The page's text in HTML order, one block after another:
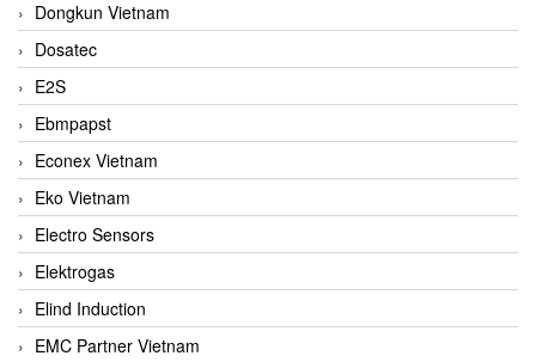
Dongkun Vietnam
Dosatec
E2S
Ebmpapst
Econex Vietnam
Eko Vietnam
Electro Sensors
Elektrogas
Elind Induction
EMC Partner Vietnam